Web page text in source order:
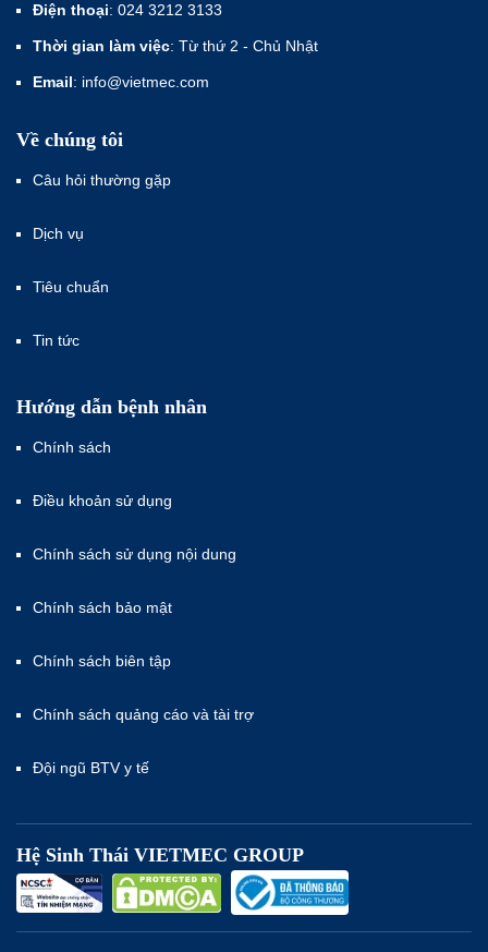
Điện thoại: 024 3212 3133
Thời gian làm việc: Từ thứ 2 - Chủ Nhật
Email: info@vietmec.com
Về chúng tôi
Câu hỏi thường gặp
Dịch vụ
Tiêu chuẩn
Tin tức
Hướng dẫn bệnh nhân
Chính sách
Điều khoản sử dụng
Chính sách sử dụng nội dung
Chính sách bảo mật
Chính sách biên tập
Chính sách quảng cáo và tài trợ
Đội ngũ BTV y tế
Hệ Sinh Thái VIETMEC GROUP